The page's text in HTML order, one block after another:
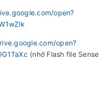
open?
open?
(nhớ Flash file Sense